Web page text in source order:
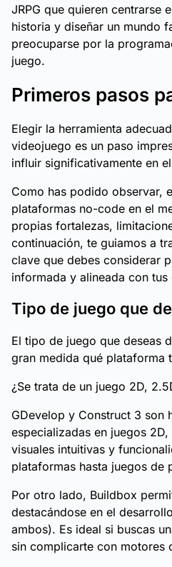
JRPG que quieren centrarse
historia y diseñar un mundo
preocuparse por la
juego.
Primeros pasos
Elegir la herramienta
videojuego es un paso
influir significativamente en
Como has podido observar,
plataformas no-code en el
propias fortalezas,
continuación, te guiamos a
clave que debes considerar
informada y alineada con
Tipo de juego que
El tipo de juego que deseas
gran medida qué plataforma
¿Se trata de un juego 2D,
GDevelop y Construct 3 son
especializadas en juegos
visuales intuitivas y
plataformas hasta juegos de
Por otro lado, Buildbox
destacándose en el
ambos). Es ideal si buscas
sin complicarte con motores